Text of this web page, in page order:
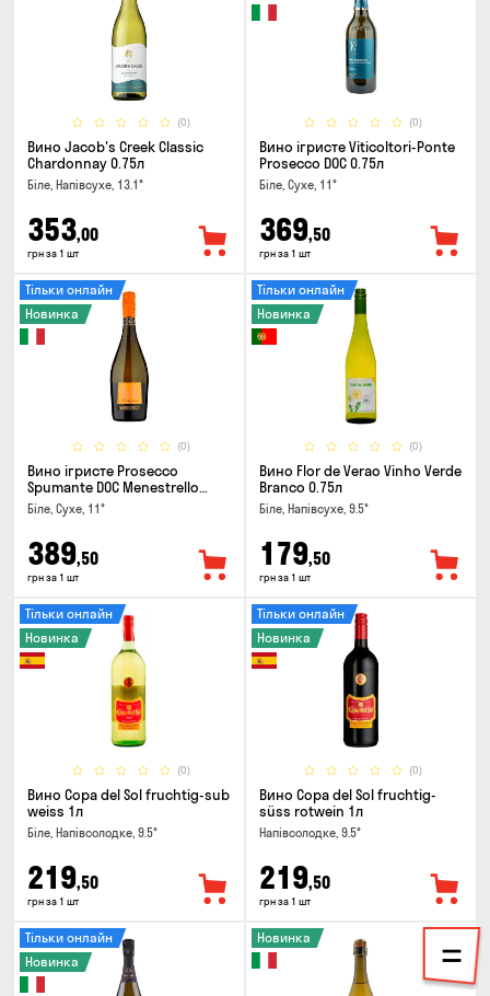
(0)
Вино Jacob's Creek Classic
Chardonnay 0.75л
Біле, Напівсухе, 13.1°
353,00
грн за 1 шт
(0)
Вино ігристе Viticoltori-Ponte
Prosecco DOC 0.75л
Біле, Сухе, 11°
369,50
грн за 1 шт
(0)
Тільки онлайн
Новинка
Вино ігристе Prosecco
Spumante DOC Menestrello
0.75л
Біле, Сухе, 11°
389,50
грн за 1 шт
(0)
Тільки онлайн
Новинка
Вино Flor de Verao Vinho Verde
Branco 0.75л
Біле, Напівсухе, 9.5°
179,50
грн за 1 шт
(0)
Тільки онлайн
Новинка
Вино Copa del Sol fruchtig-sub
weiss 1л
Біле, Напівсолодке, 9.5°
219,50
грн за 1 шт
(0)
Тільки онлайн
Новинка
Вино Copa del Sol fruchtig-
süss rotwein 1л
Напівсолодке, 9.5°
219,50
грн за 1 шт
Тільки онлайн
Новинка
Новинка